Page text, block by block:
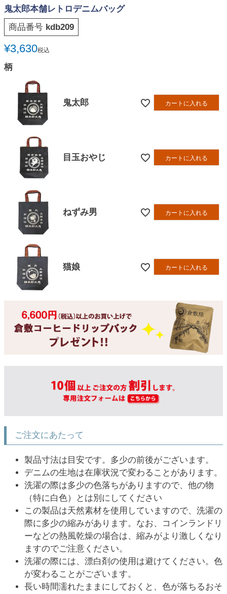
鬼太郎本舗レトロデニムバッグ
商品番号 kdb209
¥3,630税込
柄
鬼太郎 カートに入れる
目玉おやじ カートに入れる
ねずみ男 カートに入れる
猫娘 カートに入れる
ご注文にあたって
製品寸法は目安です。多少の前後がございます。
デニムの生地は在庫状況で変わることがあります。
洗濯の際は多少の色落ちがありますので、他の物
（特に白色）とは別にしてください
この製品は天然素材を使用していますので、洗濯の
際に多少の縮みがあります。なお、コインランドリ
ーなどの熱風乾燥の場合は、縮みがより激しくなり
ますのでご注意ください。
洗濯の際には、漂白剤の使用は避けてください。色
が変わることがございます。
長い時間濡れたままにしておくと、色が落ちるおそ